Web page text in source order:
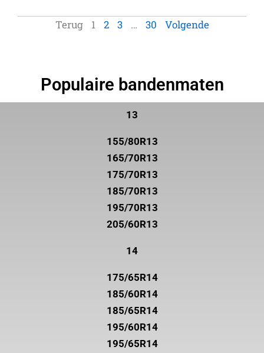
Terug 1 2 3 … 30 Volgende
Populaire bandenmaten
13
155/80R13
165/70R13
175/70R13
185/70R13
195/70R13
205/60R13
14
175/65R14
185/60R14
185/65R14
195/60R14
195/65R14